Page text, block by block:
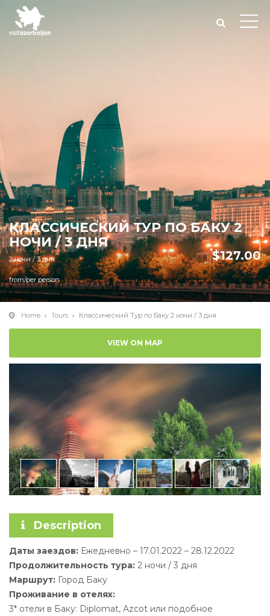
КЛАССИЧЕСКИЙ ТУР ПО БАКУ 2
НОЧИ / 3 ДНЯ
2 ночи / 3 дня
from/per person
$127.00
Home Tours Классический Тур по Баку 2 ночи / 3 дня
VIEW ON MAP
Description
Даты заездов: Ежедневно – 17.01.2022 – 28.12.2022
Продолжительность тура: 2 ночи / 3 дня
Маршрут: Город Баку
Проживание в отелях:
3* отели в Баку: Diplomat, Azcot или подобное